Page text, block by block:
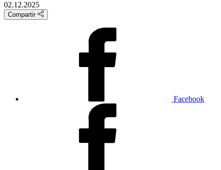
02.12.2025
Compartir
Facebook